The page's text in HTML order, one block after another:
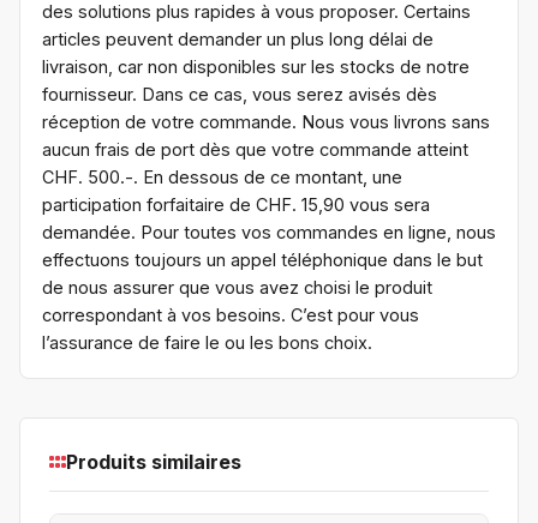
des solutions plus rapides à vous proposer. Certains
articles peuvent demander un plus long délai de
livraison, car non disponibles sur les stocks de notre
fournisseur. Dans ce cas, vous serez avisés dès
réception de votre commande. Nous vous livrons sans
aucun frais de port dès que votre commande atteint
CHF. 500.-. En dessous de ce montant, une
participation forfaitaire de CHF. 15,90 vous sera
demandée. Pour toutes vos commandes en ligne, nous
effectuons toujours un appel téléphonique dans le but
de nous assurer que vous avez choisi le produit
correspondant à vos besoins. C’est pour vous
l’assurance de faire le ou les bons choix.
Produits similaires